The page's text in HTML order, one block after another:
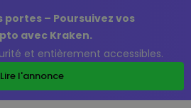
– Poursuivez vos
avec Kraken.
et entièrement accessibles.
Lire l'annonce